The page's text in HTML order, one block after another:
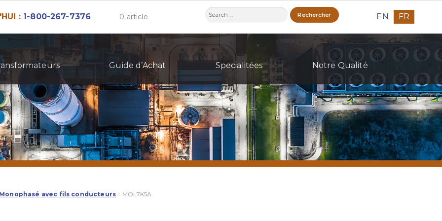
: 1-800-267-7376 0 article
Rechercher : EN FR
Guide d’Achat Specialitées Notre Qualité
Monophasé avec fils conducteurs MOL7K5A